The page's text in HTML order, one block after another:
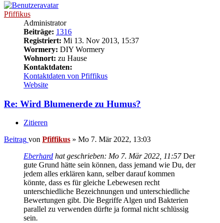
Pfiffikus
Administrator
Beiträge: 1316
Registriert: Mi 13. Nov 2013, 15:37
Wormery: DIY Wormery
Wohnort: zu Hause
Kontaktdaten:
Kontaktdaten von Pfiffikus
Website
Re: Wird Blumenerde zu Humus?
Zitieren
Beitrag von Pfiffikus » Mo 7. Mär 2022, 13:03
Eberhard hat geschrieben: Mo 7. Mär 2022, 11:57Der
gute Grund hätte sein können, dass jemand wie Du, der
jedem alles erklären kann, selber darauf kommen
könnte, dass es für gleiche Lebewesen recht
unterschiedliche Bezeichnungen und unterschiedliche
Bewertungen gibt. Die Begriffe Algen und Bakterien
parallel zu verwenden dürfte ja formal nicht schlüssig
sein.